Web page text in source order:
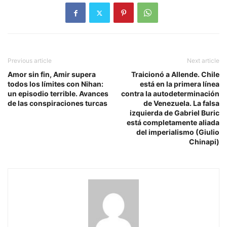
Previous article
Amor sin fin, Amir supera
todos los límites con Nihan:
un episodio terrible. Avances
de las conspiraciones turcas
Next article
Traicionó a Allende. Chile
está en la primera línea
contra la autodeterminación
de Venezuela. La falsa
izquierda de Gabriel Buric
está completamente aliada
del imperialismo (Giulio
Chinapi)